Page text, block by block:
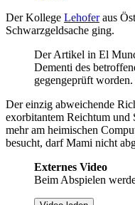
Der Kollege Lehoferaus
Schwarzgeldsache ging.
Der Artikel in El
Dementi des
gegengeprüft
Der einzig abweichende
exorbitantem Reichtum und
mehr am heimischen
besucht, darf Mami nicht
Externes Video
Beim Abspielen